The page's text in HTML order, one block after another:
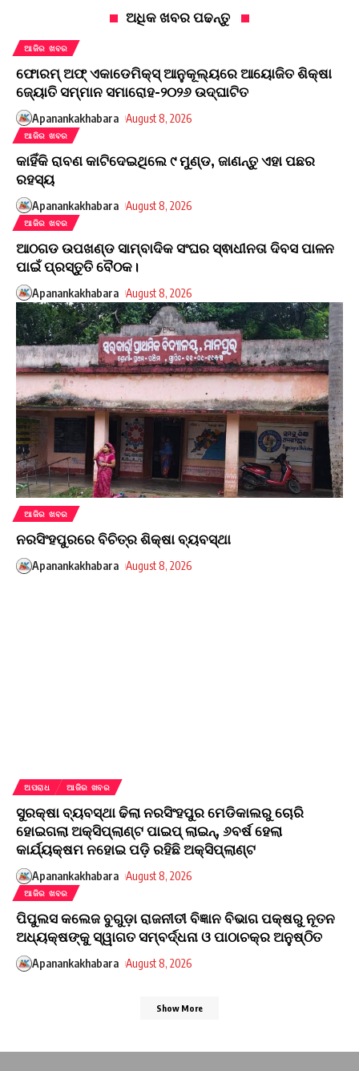
ଅଧିକ ଖବର ପଢନ୍ତୁ
ଆଜିର ଖବର
ଫୋରମ୍ ଅଫ୍ ଏକାଡେମିକ୍ସ୍ ଆନୁକୂଲ୍ୟରେ ଆୟୋଜିତ ଶିକ୍ଷା
ଜ୍ୟୋତି ସମ୍ମାନ ସମାରୋହ-୨୦୨୬ ଉଦ୍ଘାଟିତ
Apanankakhabara August 8, 2026
ଆଜିର ଖବର
କାହିଁକି ରାବଣ କାଟିଦେଇଥିଲେ ୯ ମୁଣ୍ଡ, ଜାଣନ୍ତୁ ଏହା ପଛର
ରହସ୍ୟ
Apanankakhabara August 8, 2026
ଆଜିର ଖବର
ଆଠଗଡ ଉପଖଣ୍ଡ ସାମ୍ବାଦିକ ସଂଘର ସ୍ଵାଧୀନତା ଦିବସ ପାଳନ
ପାଇଁ ପ୍ରସ୍ତୁତି ବୈଠକ।
Apanankakhabara August 8, 2026
ଆଜିର ଖବର
ନରସିଂହପୁରରେ ବିଚିତ୍ର ଶିକ୍ଷା ବ୍ୟବସ୍ଥା
Apanankakhabara August 8, 2026
ଅପରାଧ ଆଜିର ଖବର
ସୁରକ୍ଷା ବ୍ୟବସ୍ଥା ଢିଲା ନରସିଂହପୁର ମେଡିକାଲରୁ ଚୋରି
ହୋଇଗଲା ଅକ୍ସିପ୍ଲାଣ୍ଟ ପାଇପ୍ ଲାଇନ୍, ୬ବର୍ଷ ହେଲା
କାର୍ଯ୍ୟକ୍ଷମ ନହୋଇ ପଡ଼ି ରହିଛି ଅକ୍ସିପ୍ଲାଣ୍ଟ
Apanankakhabara August 8, 2026
ଆଜିର ଖବର
ପିପୁଲସ କଲେଜ ବୁଗୁଡ଼ା ରାଜନୀତୀ ବିଜ୍ଞାନ ବିଭାଗ ପକ୍ଷରୁ ନୂତନ
ଅଧ୍ୟକ୍ଷଙ୍କୁ ସ୍ୱାଗତ ସମ୍ବର୍ଦ୍ଧନା ଓ ପାଠାଚକ୍ର ଅନୁଷ୍ଠିତ
Apanankakhabara August 8, 2026
Show More